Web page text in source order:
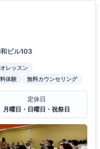
ビル103
レッスン
体験 無料カウンセリング
定休日
月曜日・日曜日・祝祭日